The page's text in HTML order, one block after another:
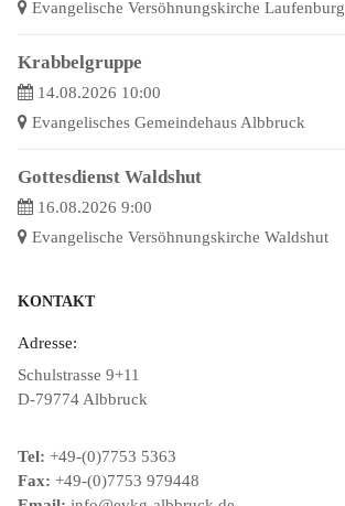
Evangelische Versöhnungskirche Laufenburg
Krabbelgruppe
14.08.2026 10:00
Evangelisches Gemeindehaus Albbruck
Gottesdienst Waldshut
16.08.2026 9:00
Evangelische Versöhnungskirche Waldshut
KONTAKT
Adresse:
Schulstrasse 9+11
D-79774 Albbruck
Tel: +49-(0)7753 5363
Fax: +49-(0)7753 979448